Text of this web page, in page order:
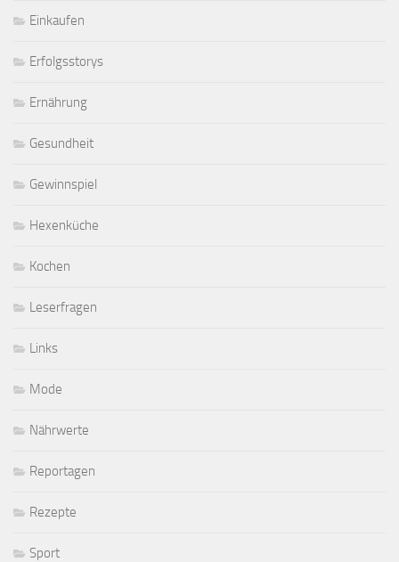
Einkaufen
Erfolgsstorys
Ernährung
Gesundheit
Gewinnspiel
Hexenküche
Kochen
Leserfragen
Links
Mode
Nährwerte
Reportagen
Rezepte
Sport